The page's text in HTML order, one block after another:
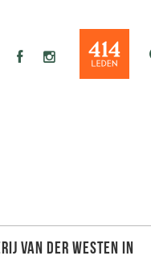
van der Westen in